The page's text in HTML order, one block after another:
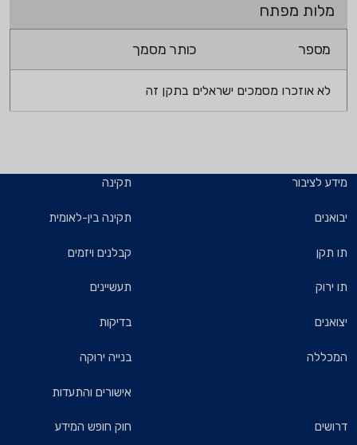
מלות מפתח
מספר כותר מסמך
לא אוזכרו מסמכים ישראלים בתקן זה
מידע לציבור
יבואנים
תו תקן
תו ירוק
יצואנים
המכללה
תקינה
תקינה בין-לאומית
קבלנים ויזמים
תעשיינים
בדיקות
בנייה ירוקה
אישורים והתעדות
דרושים חוק חופש המידע